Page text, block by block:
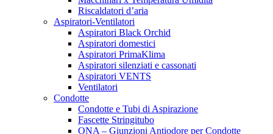
Milwaukee
Movida
Mr. Hide
Nanolux
NanoTech Surface
Neem Italia
Neptune Hydroponics
Neutralizer
NidoPro
Nirvana
No Border Seeds
Riscaldatori d’aria
Aspiratori-Ventilatori
Aspiratori Black Orchid
Aspiratori domestici
Aspiratori PrimaKlima
Aspiratori silenziati e cassonati
Aspiratori VENTS
Ventilatori
Condotte
Condotte e Tubi di Aspirazione
Fascette Stringitubo
ONA – Giunzioni Antiodore per Condotte